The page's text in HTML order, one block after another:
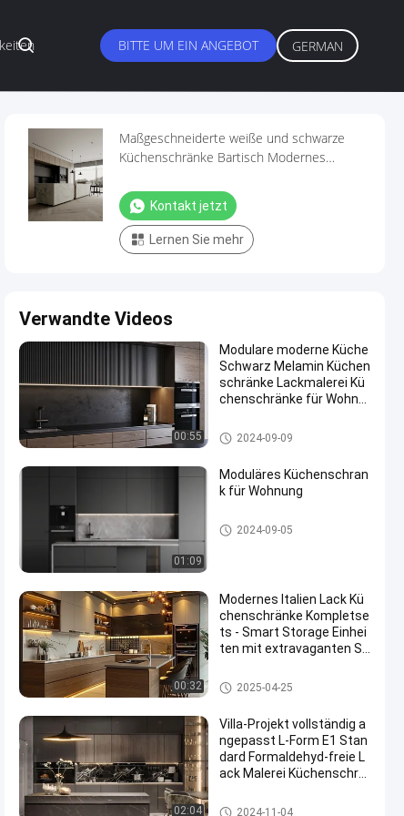
BITTE UM EIN ANGEBOT GERMAN
Maßgeschneiderte weiße und schwarze
Küchenschränke Bartisch Modernes
Kontakt jetzt
Lernen Sie mehr
Verwandte Videos
00:55
Modulare moderne Küche
Schwarz Melamin Küchen
schränke Lackmalerei Kü
chenschränke für Wohnu
Lack-Küchenschrank
2024-09-09
01:09
Moduläres Küchenschran
k für Wohnung
Lack-Küchenschrank
2024-09-05
00:32
Modernes Italien Lack Kü
chenschränke Kompletse
ts - Smart Storage Einhei
ten mit extravaganten St
Lack-Küchenschrank
2025-04-25
02:04
Villa-Projekt vollständig a
ngepasst L-Form E1 Stan
dard Formaldehyd-freie L
ack Malerei Küchenschrä
Lack-Küchenschrank
2024-11-04